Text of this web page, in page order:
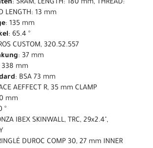
: SRAM, LENGTH: 180 mm, THREAD:
LENGTH: 13 mm
: 135 mm
: 65.4 °
CUSTOM, 320.52.557
: 37 mm
338 mm
: BSA 73 mm
AEFFECT R, 35 mm CLAMP
mm
°
IBEX SKINWALL, TRC, 29x2.4",
DUROC COMP 30, 27 mm INNER